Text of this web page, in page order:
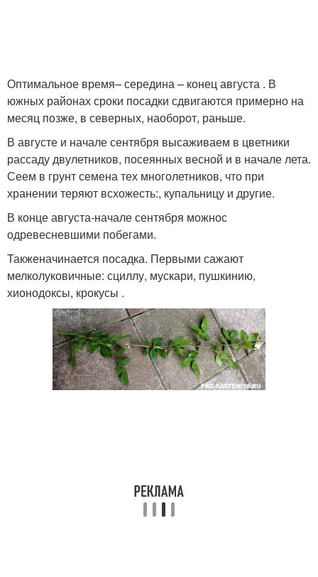
Оптимальное время– середина – конец августа . В
южных районах сроки посадки сдвигаются примерно на
месяц позже, в северных, наоборот, раньше.
В августе и начале сентября высаживаем в цветники
рассаду двулетников, посеянных весной и в начале лета.
Сеем в грунт семена тех многолетников, что при
хранении теряют всхожесть:, купальницу и другие.
В конце августа-начале сентября можнос
одревесневшими побегами.
Такженачинается посадка. Первыми сажают
мелколуковичные: сциллу, мускари, пушкинию,
хионодоксы, крокусы .